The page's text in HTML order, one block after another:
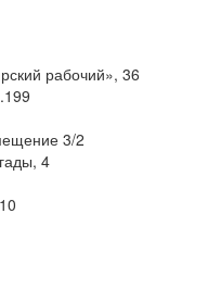
рабочий», 36
3/2
4